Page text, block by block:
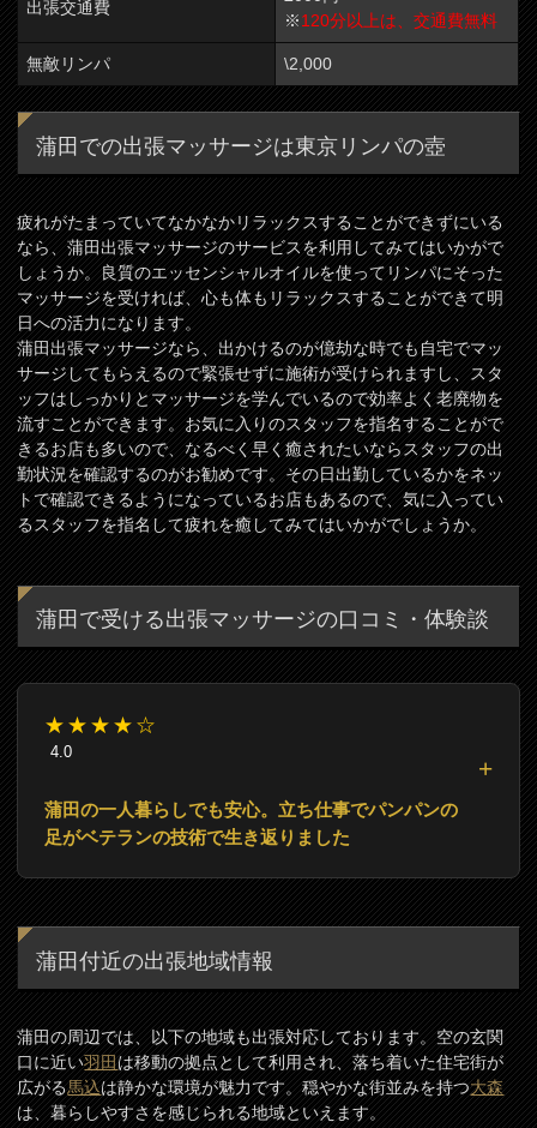
出張交通費
※120分以上は、交通費無料
無敵リンパ \2,000
蒲田での出張マッサージは東京リンパの壺
疲れがたまっていてなかなかリラックスすることができずにいる
なら、蒲田出張マッサージのサービスを利用してみてはいかがで
しょうか。良質のエッセンシャルオイルを使ってリンパにそった
マッサージを受ければ、心も体もリラックスすることができて明
日への活力になります。
蒲田出張マッサージなら、出かけるのが億劫な時でも自宅でマッ
サージしてもらえるので緊張せずに施術が受けられますし、スタ
ッフはしっかりとマッサージを学んでいるので効率よく老廃物を
流すことができます。お気に入りのスタッフを指名することがで
きるお店も多いので、なるべく早く癒されたいならスタッフの出
勤状況を確認するのがお勧めです。その日出勤しているかをネッ
トで確認できるようになっているお店もあるので、気に入ってい
るスタッフを指名して疲れを癒してみてはいかがでしょうか。
蒲田で受ける出張マッサージの口コミ・体験談
★★★★☆
4.0
蒲田の一人暮らしでも安心。立ち仕事でパンパンの
足がベテランの技術で生き返りました
蒲田付近の出張地域情報
蒲田の周辺では、以下の地域も出張対応しております。空の玄関
口に近い羽田は移動の拠点として利用され、落ち着いた住宅街が
広がる馬込は静かな環境が魅力です。穏やかな街並みを持つ大森
は、暮らしやすさを感じられる地域といえます。